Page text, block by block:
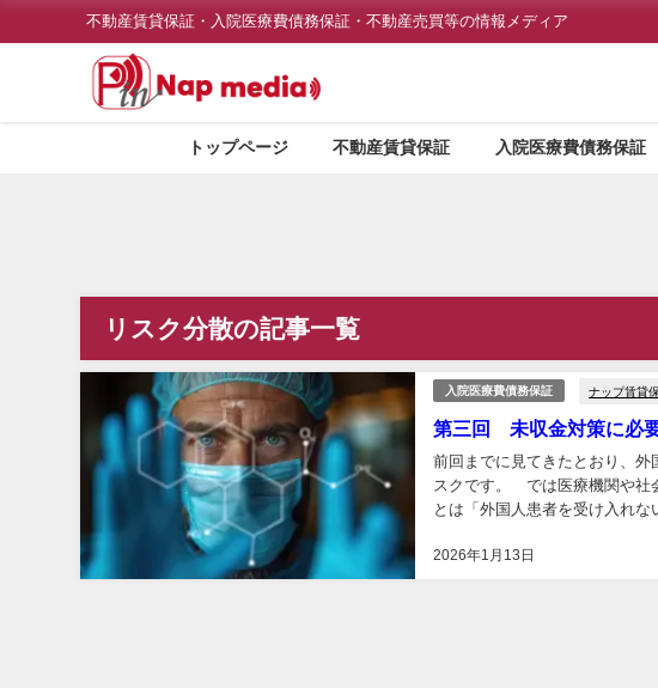
不動産賃貸保証・入院医療費債務保証・不動産売買等の情報メディア
トップページ 不動産賃貸保証 入院医療費債務保証
リスク分散の記事一覧
入院医療費債務保証 ナップ賃貸
第三回 未収金対策に必
2026年1月13日
前回までに見てきたとおり、外
スクです。 では医療機関や社
とは「外国人患者を受け入れな